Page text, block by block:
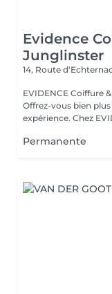
Evidence
Junglinster
14, Route
EVIDENCE Coiffure
Offrez-vous bien
expérience.
Permanente